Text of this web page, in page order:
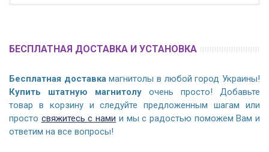
БЕСПЛАТНАЯ ДОСТАВКА И УСТАНОВКА
Бесплатная доставкамагнитолы в любой город Украины!
Купить штатную магнитолу очень просто! Добавьте
товар в корзину и следуйте предложенным шагам или
просто свяжитесь с нами и мы с радостью поможем Вам и
ответим на все вопросы!